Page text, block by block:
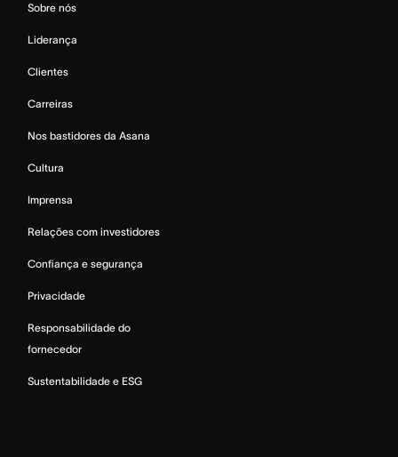
Sobre nós
Liderança
Clientes
Carreiras
Nos bastidores da Asana
Cultura
Imprensa
Relações com investidores
Confiança e segurança
Privacidade
Responsabilidade do
fornecedor
Sustentabilidade e ESG